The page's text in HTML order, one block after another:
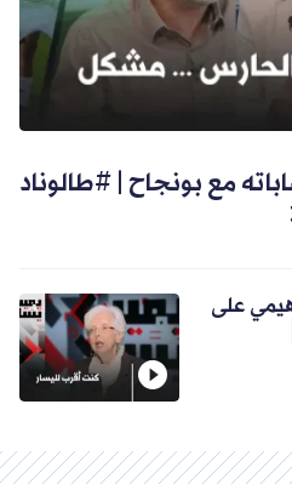
مع بونجاح | #طالوناد
على